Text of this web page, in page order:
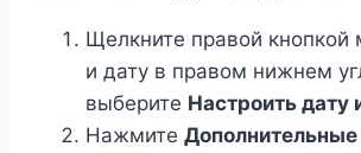
Щелкните правой
и дату в правом нижнем
выберите Настроить дату
Нажмите